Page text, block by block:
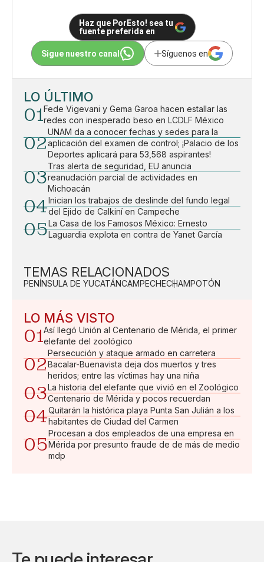
Haz que PorEsto! sea tu
fuente preferida en
Sigue nuestro canal Síguenos en
LO ÚLTIMO
01Fede Vigevani y Gema Garoa hacen estallar las
redes con inesperado beso en LCDLF México
02
UNAM da a conocer fechas y sedes para la
aplicación del examen de control; ¡Palacio de los
Deportes aplicará para 53,568 aspirantes!
03
Tras alerta de seguridad, EU anuncia
reanudación parcial de actividades en
Michoacán
04Inician los trabajos de deslinde del fundo legal
del Ejido de Calkiní en Campeche
05La Casa de los Famosos México: Ernesto
Laguardia explota en contra de Yanet García
TEMAS RELACIONADOS
PENÍNSULA DE YUCATÁNCAMPECHECHAMPOTÓN
LO MÁS VISTO
01Así llegó Unión al Centenario de Mérida, el primer
elefante del zoológico
02
Persecución y ataque armado en carretera
Bacalar-Buenavista deja dos muertos y tres
heridos; entre las víctimas hay una niña
03La historia del elefante que vivió en el Zoológico
Centenario de Mérida y pocos recuerdan
04Quitarán la histórica playa Punta San Julián a los
habitantes de Ciudad del Carmen
05
Procesan a dos empleados de una empresa en
Mérida por presunto fraude de de más de medio
mdp